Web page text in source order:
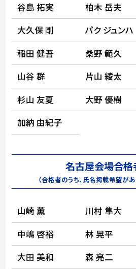
谷島 拓実
柏木 岳夫
大久保 剛
パク ジュンハ
稲田 健吾
桑野 範久
山谷 群
片山 綾太
杉山 友夏
大野 優樹
加納 由紀子
名古屋会場合
（合格者のうち、氏名掲載希望が
山崎 薫 川村 隼大
中嶋 啓裕
林 晃平
大田 美和
森 亮二